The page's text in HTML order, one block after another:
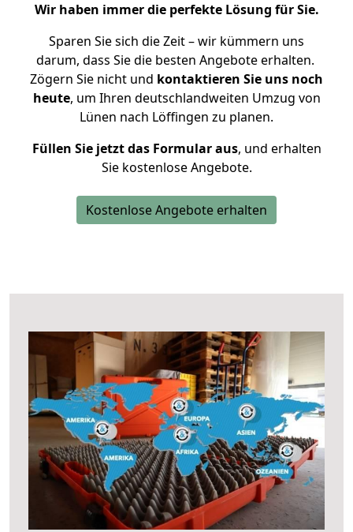
Wir haben immer die perfekte Lösung für Sie.
Sparen Sie sich die Zeit – wir kümmern uns
darum, dass Sie die besten Angebote erhalten.
Zögern Sie nicht und kontaktieren Sie uns noch
heute, um Ihren deutschlandweiten Umzug von
Lünen nach Löffingen zu planen.
Füllen Sie jetzt das Formular aus, und erhalten
Sie kostenlose Angebote.
Kostenlose Angebote erhalten